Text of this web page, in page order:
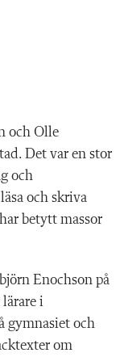
och Olle
Det var en stor
och
och skriva
betytt massor
Enochson på
i
gymnasiet och
om